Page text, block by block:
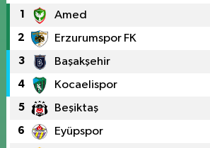
1 Amed
2 Erzurumspor FK
3 Başakşehir
4 Kocaelispor
5 Beşiktaş
6 Eyüpspor